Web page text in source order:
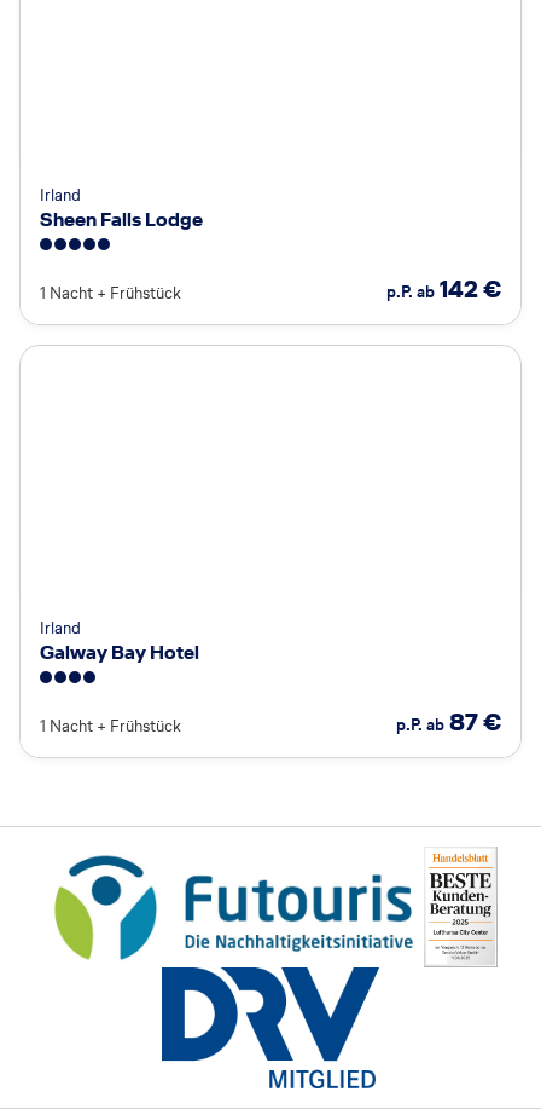
Irland
Sheen Falls Lodge
1 Nacht + Frühstück p.P. ab 142€
Irland
Galway Bay Hotel
1 Nacht + Frühstück p.P. ab 87€